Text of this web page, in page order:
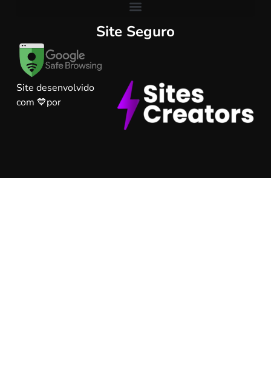
Site Seguro
Site desenvolvido
com 💙por